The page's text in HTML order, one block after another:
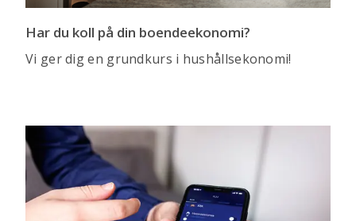
Har du koll på din boendeekonomi?
Vi ger dig en grundkurs i hushållsekonomi!